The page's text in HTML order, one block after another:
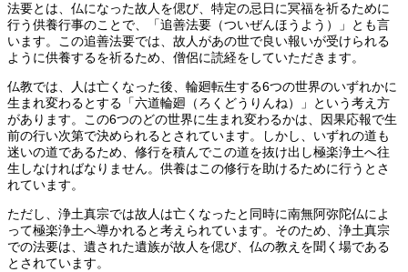
法要とは、仏になった故人を偲び、特定の忌日に冥福を祈るために
行う供養行事のことで、「追善法要（ついぜんほうよう）」とも言
います。この追善法要では、故人があの世で良い報いが受けられる
ように供養するを祈るため、僧侶に読経をしていただきます。
仏教では、人は亡くなった後、輪廻転生する6つの世界のいずれかに
生まれ変わるとする「六道輪廻（ろくどうりんね）」という考え方
があります。この6つのどの世界に生まれ変わるかは、因果応報で生
前の行い次第で決められるとされています。しかし、いずれの道も
迷いの道であるため、修行を積んでこの道を抜け出し極楽浄土へ往
生しなければなりません。供養はこの修行を助けるために行うとさ
れています。
ただし、浄土真宗では故人は亡くなったと同時に南無阿弥陀仏によ
って極楽浄土へ導かれると考えられています。そのため、浄土真宗
での法要は、遺された遺族が故人を偲び、仏の教えを聞く場である
とされています。